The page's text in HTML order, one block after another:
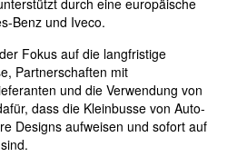
Benz und Iveco.
Fokus auf die langfristige
Partnerschaften mit
und die Verwendung von
dass die Kleinbusse von Auto-
Designs aufweisen und sofort auf